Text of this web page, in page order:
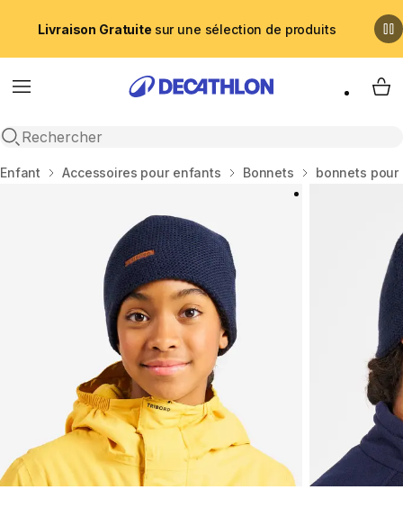
Livraison Gratuite sur une sélection de produits
Menu
Recherche ouverte
My
Accueil
Enfant Accessoires pour enfants Bonnets bonnets pour